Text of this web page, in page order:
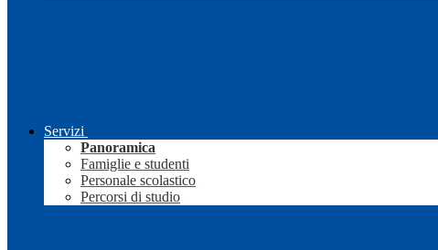
Servizi
Panoramica
Famiglie e studenti
Personale scolastico
Percorsi di studio